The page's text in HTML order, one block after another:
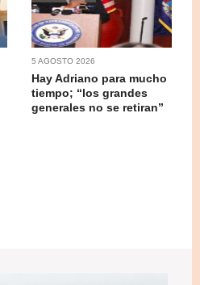
5 AGOSTO 2026
Hay Adriano para mucho
tiempo; “los grandes
generales no se retiran”